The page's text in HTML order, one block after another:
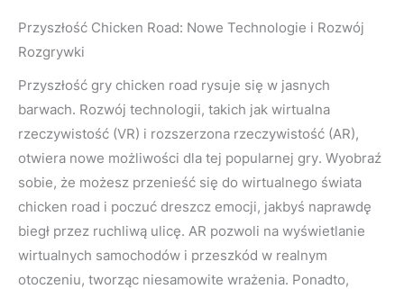
Przyszłość Chicken Road: Nowe Technologie i Rozwój
Rozgrywki
Przyszłość gry chicken road rysuje się w jasnych
barwach. Rozwój technologii, takich jak wirtualna
rzeczywistość (VR) i rozszerzona rzeczywistość (AR),
otwiera nowe możliwości dla tej popularnej gry. Wyobraź
sobie, że możesz przenieść się do wirtualnego świata
chicken road i poczuć dreszcz emocji, jakbyś naprawdę
biegł przez ruchliwą ulicę. AR pozwoli na wyświetlanie
wirtualnych samochodów i przeszkód w realnym
otoczeniu, tworząc niesamowite wrażenia. Ponadto,